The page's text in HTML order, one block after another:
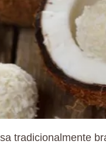
tradicionalmente